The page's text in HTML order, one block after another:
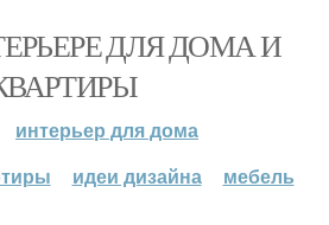
ДЛЯ ДОМА И
интерьер для дома
идеи дизайна мебель